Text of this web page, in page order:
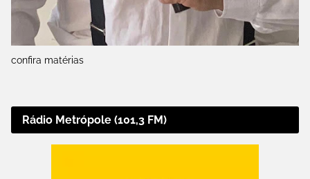
confira matérias
Rádio Metrópole (101,3 FM)